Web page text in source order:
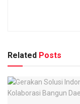
Related Posts